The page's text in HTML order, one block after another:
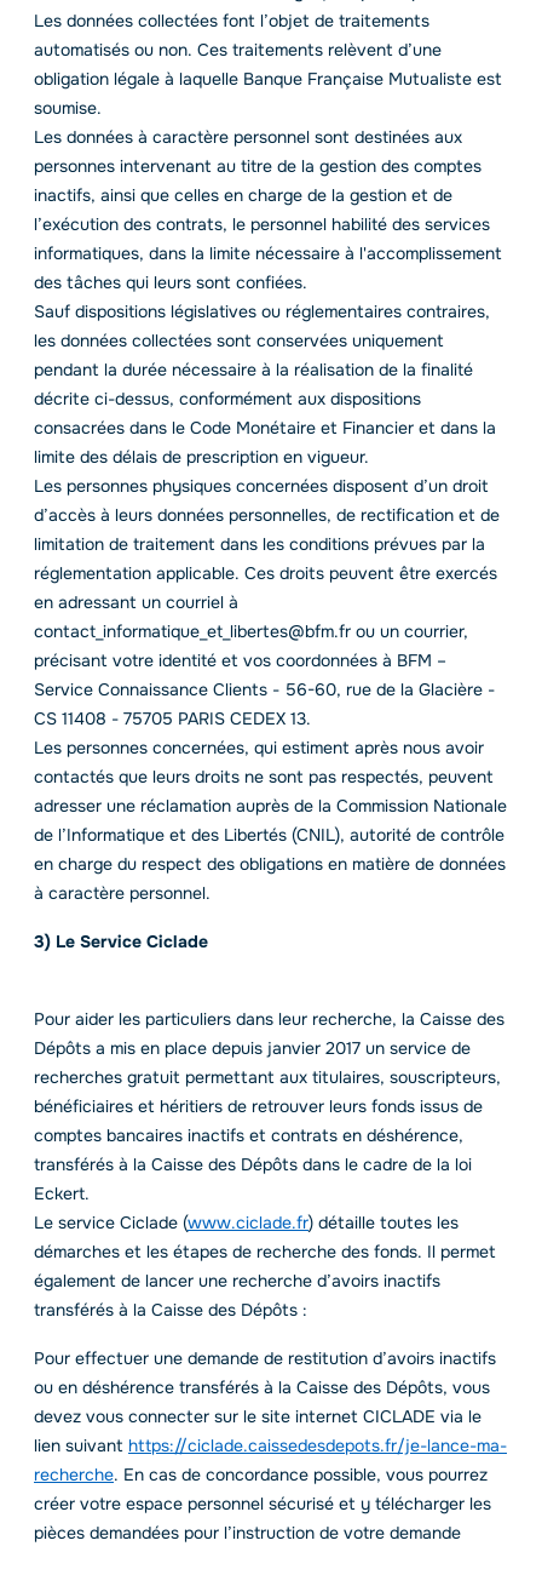
Les données collectées font l’objet de traitements
automatisés ou non. Ces traitements relèvent d’une
obligation légale à laquelle Banque Française Mutualiste est
soumise.
Les données à caractère personnel sont destinées aux
personnes intervenant au titre de la gestion des comptes
inactifs, ainsi que celles en charge de la gestion et de
l’exécution des contrats, le personnel habilité des services
informatiques, dans la limite nécessaire à l'accomplissement
des tâches qui leurs sont confiées.
Sauf dispositions législatives ou réglementaires contraires,
les données collectées sont conservées uniquement
pendant la durée nécessaire à la réalisation de la finalité
décrite ci-dessus, conformément aux dispositions
consacrées dans le Code Monétaire et Financier et dans la
limite des délais de prescription en vigueur.
Les personnes physiques concernées disposent d’un droit
d’accès à leurs données personnelles, de rectification et de
limitation de traitement dans les conditions prévues par la
réglementation applicable. Ces droits peuvent être exercés
en adressant un courriel à
contact_informatique_et_libertes@bfm.fr ou un courrier,
précisant votre identité et vos coordonnées à BFM –
Service Connaissance Clients - 56-60, rue de la Glacière -
CS 11408 - 75705 PARIS CEDEX 13.
Les personnes concernées, qui estiment après nous avoir
contactés que leurs droits ne sont pas respectés, peuvent
adresser une réclamation auprès de la Commission Nationale
de l’Informatique et des Libertés (CNIL), autorité de contrôle
en charge du respect des obligations en matière de données
à caractère personnel.
3) Le Service Ciclade
Pour aider les particuliers dans leur recherche, la Caisse des
Dépôts a mis en place depuis janvier 2017 un service de
recherches gratuit permettant aux titulaires, souscripteurs,
bénéficiaires et héritiers de retrouver leurs fonds issus de
comptes bancaires inactifs et contrats en déshérence,
transférés à la Caisse des Dépôts dans le cadre de la loi
Eckert.
Le service Ciclade (www.ciclade.fr) détaille toutes les
démarches et les étapes de recherche des fonds. Il permet
également de lancer une recherche d’avoirs inactifs
transférés à la Caisse des Dépôts :
Pour effectuer une demande de restitution d’avoirs inactifs
ou en déshérence transférés à la Caisse des Dépôts, vous
devez vous connecter sur le site internet CICLADE via le
lien suivant https://ciclade.caissedesdepots.fr/je-lance-ma-
recherche. En cas de concordance possible, vous pourrez
créer votre espace personnel sécurisé et y télécharger les
pièces demandées pour l’instruction de votre demande